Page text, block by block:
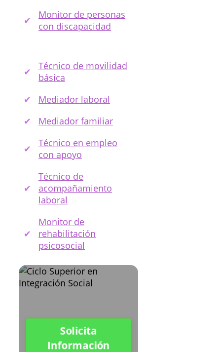
Monitor de personas
con discapacidad
Técnico de movilidad
básica
Mediador laboral
Mediador familiar
Técnico en empleo
con apoyo
Técnico de
acompañamiento
laboral
Monitor de
rehabilitación
psicosocial
Solicita
Información